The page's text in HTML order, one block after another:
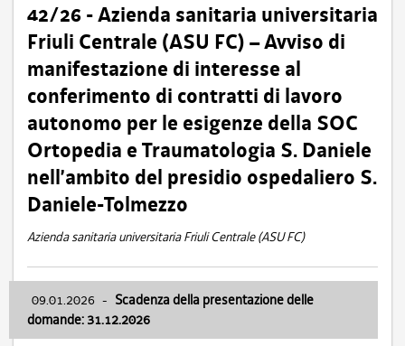
42/26 - Azienda sanitaria universitaria
Friuli Centrale (ASU FC) – Avviso di
manifestazione di interesse al
conferimento di contratti di lavoro
autonomo per le esigenze della SOC
Ortopedia e Traumatologia S. Daniele
nell’ambito del presidio ospedaliero S.
Daniele-Tolmezzo
Azienda sanitaria universitaria Friuli Centrale (ASU FC)
09.01.2026 - Scadenza della presentazione delle
domande: 31.12.2026